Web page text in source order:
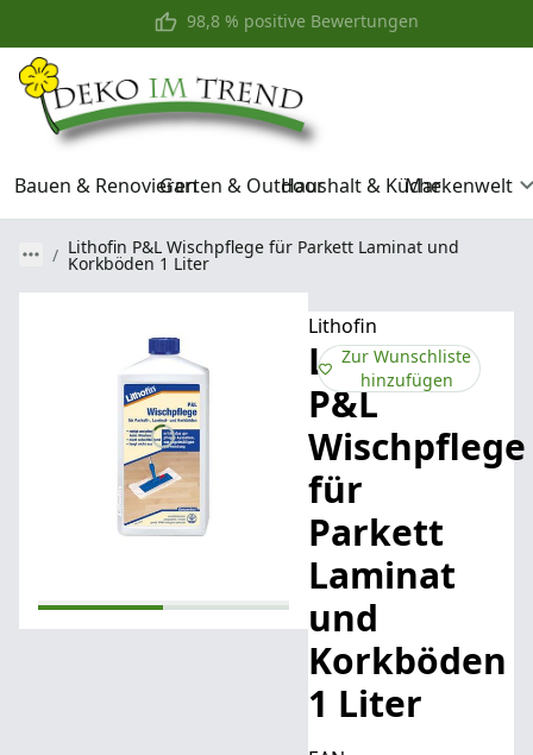
98,8 % positive Bewertungen
Kostenfreier Versand mit
Bauen & RenovierenGarten & OutdoorHaushalt & KücheMarkenwelt
Lithofin P&L Wischpflege für Parkett Laminat und
Korkböden 1 Liter
Lithofin
Lithofin
P&L
Wischpflege
für
Parkett
Laminat
und
Korkböden
1 Liter
Zur Wunschliste
hinzufügen